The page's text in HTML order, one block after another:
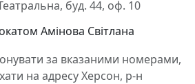
буд. 44, оф. 10
Амінова Світлана
за вказаними номерами,
на адресу Херсон, р-н